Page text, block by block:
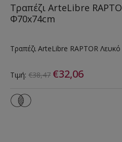
Τραπέζι ArteLibre
Φ70x74cm
Τραπέζι ArteLibre RAPTOR
Τιμή: €38,47 €32,06